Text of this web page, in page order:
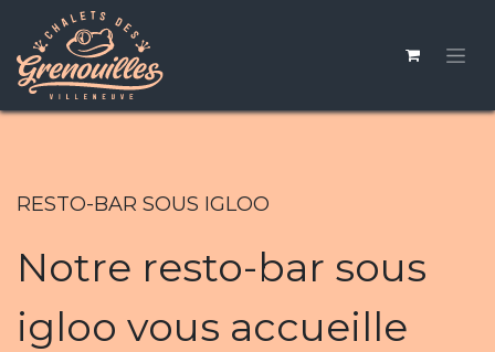
Se rendre au contenu
RESTO-BAR SOUS IGLOO
Notre resto-bar sous
igloo vous accueille